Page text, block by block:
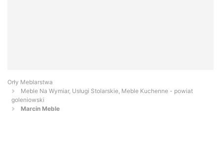
Orły Meblarstwa
Meble Na Wymiar, Usługi Stolarskie, Meble Kuchenne - powiat
goleniowski
Marcin Meble